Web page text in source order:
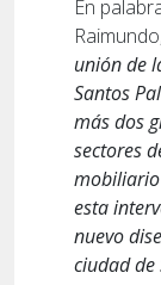
En
unión de
Santos
más dos
sectores
esta
nuevo
ciudad de